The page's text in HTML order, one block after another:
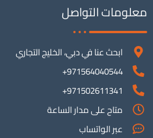
معلومات التواصل
ابحث عنا في دبي، الخليج التجاري
971564040544+
971502611341+
متاح على مدار الساعة
عبر الواتساب